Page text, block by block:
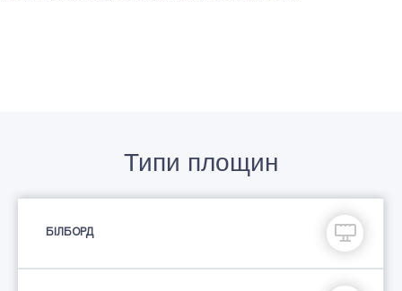
Типи площин
БІЛБОРД